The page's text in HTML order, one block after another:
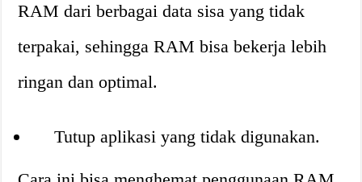
RAM dari berbagai data sisa yang tidak
terpakai, sehingga RAM bisa bekerja lebih
ringan dan optimal.
Tutup aplikasi yang tidak digunakan.